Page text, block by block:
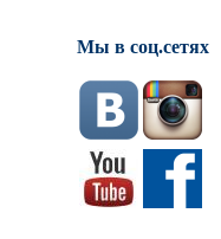
Мы в соц.сетях